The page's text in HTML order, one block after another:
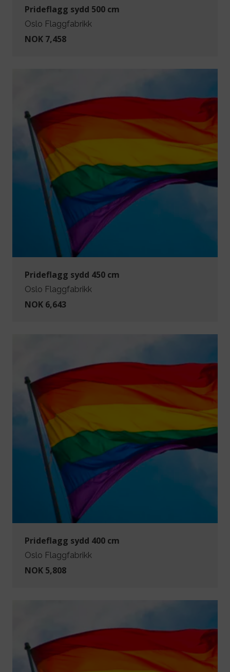
Prideflagg sydd 500 cm
Oslo Flaggfabrikk
NOK 7,458
Prideflagg sydd 450 cm
Oslo Flaggfabrikk
NOK 6,643
Prideflagg sydd 400 cm
Oslo Flaggfabrikk
NOK 5,808